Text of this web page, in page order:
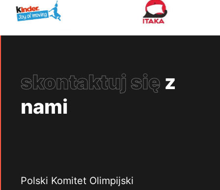
skontaktuj się z
nami
Polski Komitet Olimpijski